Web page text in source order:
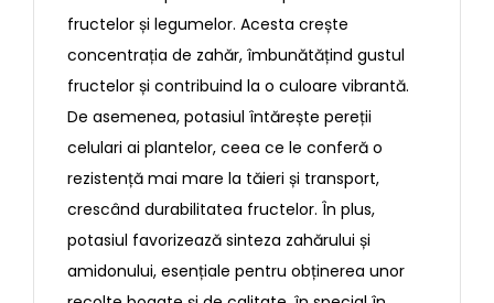
fructelor și legumelor. Acesta crește
concentrația de zahăr, îmbunătățind gustul
fructelor și contribuind la o culoare vibrantă.
De asemenea, potasiul întărește pereții
celulari ai plantelor, ceea ce le conferă o
rezistență mai mare la tăieri și transport,
crescând durabilitatea fructelor. În plus,
potasiul favorizează sinteza zahărului și
amidonului, esențiale pentru obținerea unor